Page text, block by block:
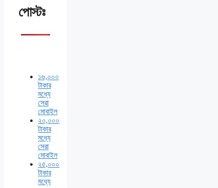
পোস্টঃ
১৬,০০০
টাকার
মধ্যে
সেরা
মোবাইল
২০,০০০
টাকার
মধ্যে
সেরা
মোবাইল
২৫,০০০
টাকার
মধ্যে